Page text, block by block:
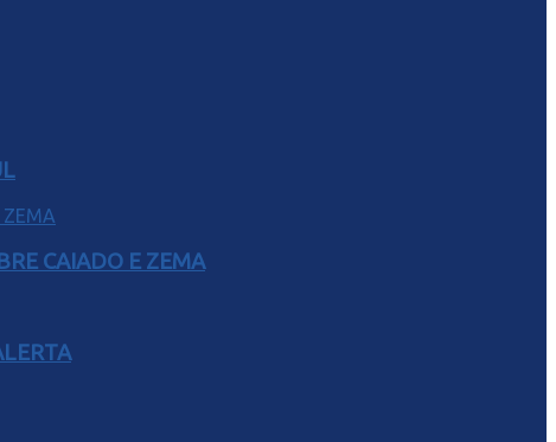
CAIADO E ZEMA